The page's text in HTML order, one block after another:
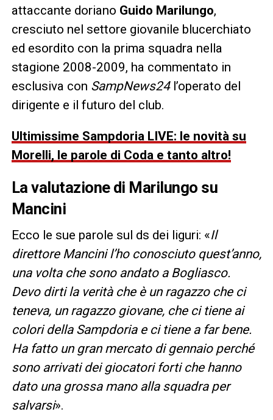
attaccante doriano Guido Marilungo,
cresciuto nel settore giovanile blucerchiato
ed esordito con la prima squadra nella
stagione 2008-2009, ha commentato in
esclusiva con SampNews24l’operato del
dirigente e il futuro del club.
Ultimissime Sampdoria LIVE: le novità su
Morelli, le parole di Coda e tanto altro!
La valutazione di Marilungo su
Mancini
Ecco le sue parole sul ds dei liguri: «Il
direttore Mancini l’ho conosciuto quest’anno,
una volta che sono andato a Bogliasco.
Devo dirti la verità che è un ragazzo che ci
teneva, un ragazzo giovane, che ci tiene ai
colori della Sampdoria e ci tiene a far bene.
Ha fatto un gran mercato di gennaio perché
sono arrivati dei giocatori forti che hanno
dato una grossa mano alla squadra per
salvarsi».